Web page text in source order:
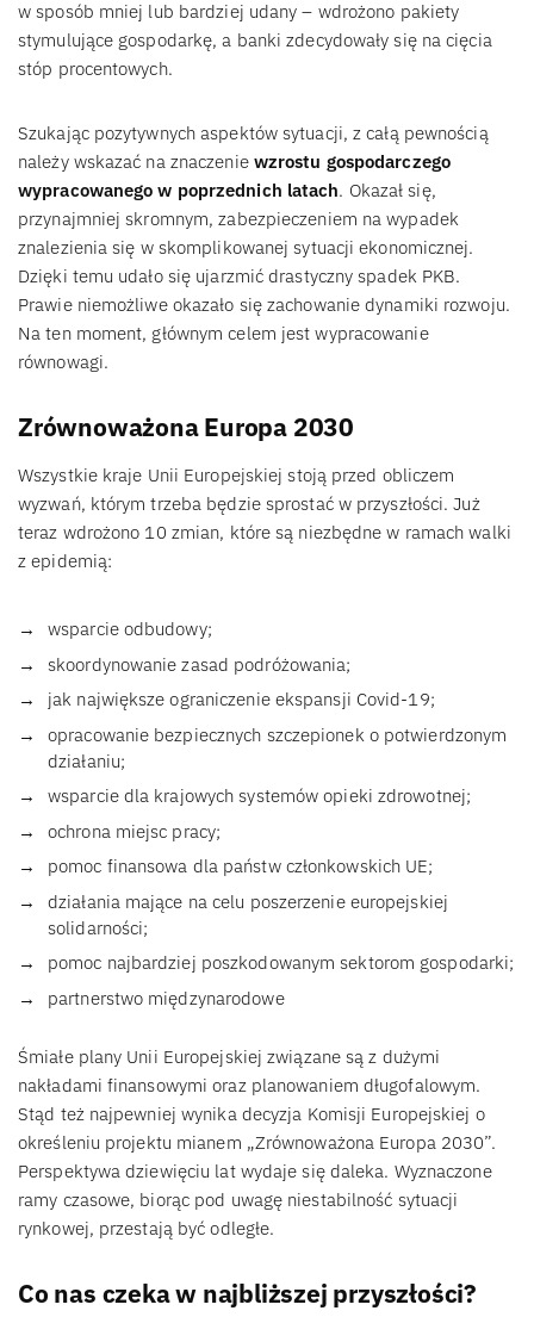
w sposób mniej lub bardziej udany – wdrożono pakiety
stymulujące gospodarkę, a banki zdecydowały się na cięcia
stóp procentowych.
Szukając pozytywnych aspektów sytuacji, z całą pewnością
należy wskazać na znaczenie wzrostu gospodarczego
wypracowanego w poprzednich latach. Okazał się,
przynajmniej skromnym, zabezpieczeniem na wypadek
znalezienia się w skomplikowanej sytuacji ekonomicznej.
Dzięki temu udało się ujarzmić drastyczny spadek PKB.
Prawie niemożliwe okazało się zachowanie dynamiki rozwoju.
Na ten moment, głównym celem jest wypracowanie
równowagi.
Zrównoważona Europa 2030
Wszystkie kraje Unii Europejskiej stoją przed obliczem
wyzwań, którym trzeba będzie sprostać w przyszłości. Już
teraz wdrożono 10 zmian, które są niezbędne w ramach walki
z epidemią:
wsparcie odbudowy;
skoordynowanie zasad podróżowania;
jak największe ograniczenie ekspansji Covid-19;
opracowanie bezpiecznych szczepionek o potwierdzonym
działaniu;
wsparcie dla krajowych systemów opieki zdrowotnej;
ochrona miejsc pracy;
pomoc finansowa dla państw członkowskich UE;
działania mające na celu poszerzenie europejskiej
solidarności;
pomoc najbardziej poszkodowanym sektorom gospodarki;
partnerstwo międzynarodowe
Śmiałe plany Unii Europejskiej związane są z dużymi
nakładami finansowymi oraz planowaniem długofalowym.
Stąd też najpewniej wynika decyzja Komisji Europejskiej o
określeniu projektu mianem „Zrównoważona Europa 2030”.
Perspektywa dziewięciu lat wydaje się daleka. Wyznaczone
ramy czasowe, biorąc pod uwagę niestabilność sytuacji
rynkowej, przestają być odległe.
Co nas czeka w najbliższej przyszłości?